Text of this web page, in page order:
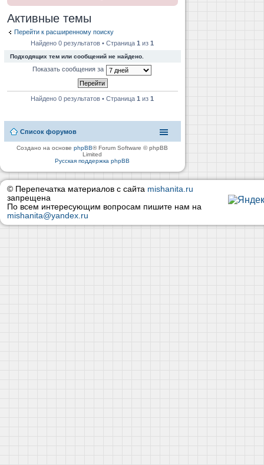
Активные темы
Перейти к расширенному поиску
Найдено 0 результатов • Страница1 из1
Подходящих тем или сообщений не найдено.
Показать сообщения за
Найдено 0 результатов • Страница1 из1
Список форумов
Создано на основеphpBB® Forum Software © phpBB
Limited
Русская поддержка phpBB
© Перепечатка материалов с сайта mishanita.ru
запрещена
По всем интересующим вопросам пишите нам на
mishanita@yandex.ru